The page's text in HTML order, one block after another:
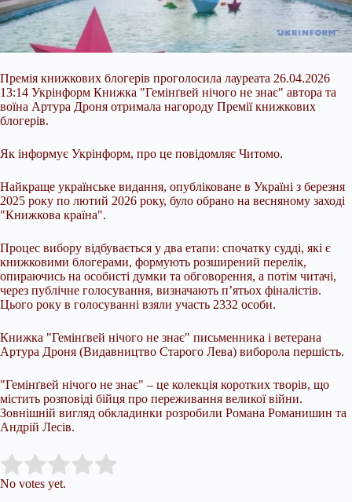
Премія книжкових блогерів проголосила лауреата 26.04.2026
13:14 Укрінформ Книжка "Гемінґвей нічого не знає" автора та
воїна Артура Дроня отримала нагороду Премії книжкових
блогерів.
Як інформує Укрінформ, про це повідомляє Читомо.
Найкраще українське видання, опубліковане в Україні з березня
2025 року по лютий 2026 року, було обрано на весняному заході
"Книжкова країна".
Процес вибору відбувається у два етапи: спочатку судді, які є
книжковими блогерами, формують розширений перелік,
опираючись на особисті думки та обговорення, а потім читачі,
через публічне голосування, визначають п’ятьох фіналістів.
Цього року в голосуванні взяли участь 2332 особи.
Книжка "Гемінґвей нічого не знає" письменника і ветерана
Артура Дроня (Видавництво Старого Лева) виборола першість.
"Гемінґвей нічого не знає" – це колекція коротких творів, що
містить розповіді бійця про переживання великої війни.
Зовнішній вигляд обкладинки розробили Романа Романишин та
Андрій Лесів.
Rate this item:
No votes yet.